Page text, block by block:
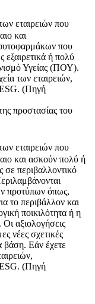
εταιρειών που
και
που
εξαιρετικά ή πολύ
Υγείας (ΠΟΥ).
των εταιρειών,
ESG. (Πηγή
προστασίας του
εταιρειών που
και ασκούν πολύ ή
σε περιβαλλοντικό
προτύπων όπως,
το περιβάλλον και
ποικιλότητα ή η
αξιολογήσεις
νέες σχετικές
βάση. Εάν έχετε
ESG. (Πηγή